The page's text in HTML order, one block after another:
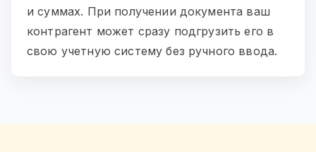
и суммах. При получении документа ваш
контрагент может сразу подгрузить его в
свою учетную систему без ручного ввода.